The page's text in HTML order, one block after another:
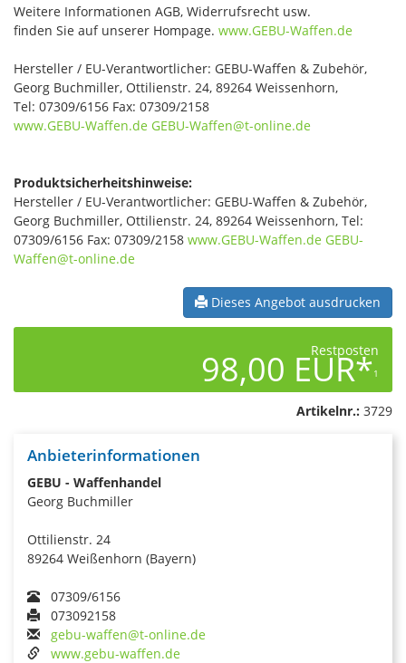
Weitere Informationen AGB, Widerrufsrecht usw.
finden Sie auf unserer Hompage. www.GEBU-Waffen.de
Hersteller / EU-Verantwortlicher: GEBU-Waffen & Zubehör,
Georg Buchmiller, Ottilienstr. 24, 89264 Weissenhorn,
Tel: 07309/6156 Fax: 07309/2158
www.GEBU-Waffen.de GEBU-Waffen@t-online.de
Produktsicherheitshinweise:
Hersteller / EU-Verantwortlicher: GEBU-Waffen & Zubehör,
Georg Buchmiller, Ottilienstr. 24, 89264 Weissenhorn, Tel:
07309/6156 Fax: 07309/2158 www.GEBU-Waffen.de GEBU-
Waffen@t-online.de
Dieses Angebot ausdrucken
Restposten
98,00 EUR*1
Artikelnr.: 3729
Anbieterinformationen
GEBU - Waffenhandel
Georg Buchmiller
Ottilienstr. 24
89264 Weißenhorn (Bayern)
07309/6156
073092158
gebu-waffen@t-online.de
www.gebu-waffen.de